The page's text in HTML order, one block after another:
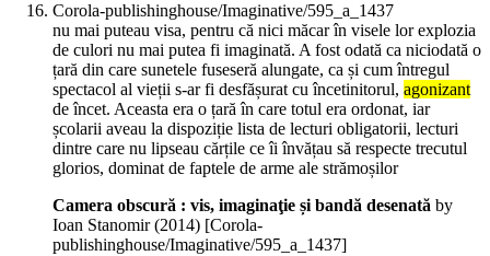
Corola-publishinghouse/Imaginative/595_a_1437
nu mai puteau visa, pentru că nici măcar în visele lor explozia
de culori nu mai putea fi imaginată. A fost odată ca niciodată o
țară din care sunetele fuseseră alungate, ca și cum întregul
spectacol al vieții s-ar fi desfășurat cu încetinitorul, agonizant
de încet. Aceasta era o țară în care totul era ordonat, iar
școlarii aveau la dispoziție lista de lecturi obligatorii, lecturi
dintre care nu lipseau cărțile ce îi învățau să respecte trecutul
glorios, dominat de faptele de arme ale strămoșilor
Camera obscură : vis, imaginaţie și bandă desenată by
Ioan Stanomir (2014) [Corola-
publishinghouse/Imaginative/595_a_1437]